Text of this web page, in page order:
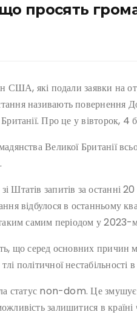
просять
США, які подали заявки на
називають повернення
Про це у вівторок, 4
Великої Британії
Штатів запитів за останні
відбулося в останньому
самим періодом у 2023-
що серед основних причин
політичної
статус non-dom. Це
залишитися в